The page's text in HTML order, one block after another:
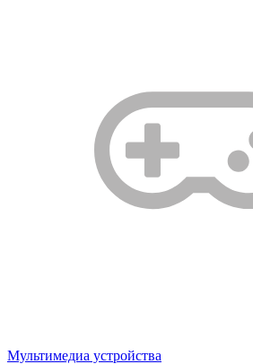
Мультимедиа устройства